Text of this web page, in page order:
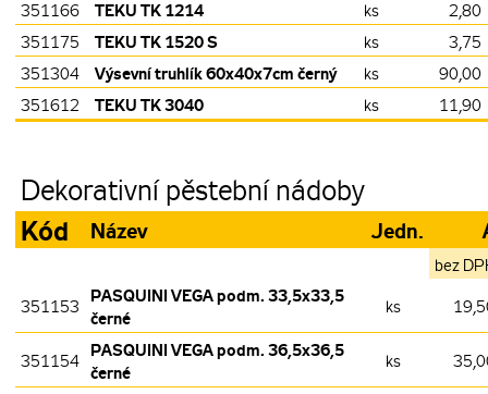
351166
TEKU TK 1214 ks
2,80
351175
TEKU TK 1520 S ks
3,75
351304
Výsevní truhlík 60x40x7cm černý ks
90,00
351612
TEKU TK 3040 ks 11,90
Dekorativní pěstební nádoby
Kód Název Jedn.
bez
351153
PASQUINI VEGA podm. 33,5x33,5
černé
ks
351154
PASQUINI VEGA podm. 36,5x36,5
černé
ks